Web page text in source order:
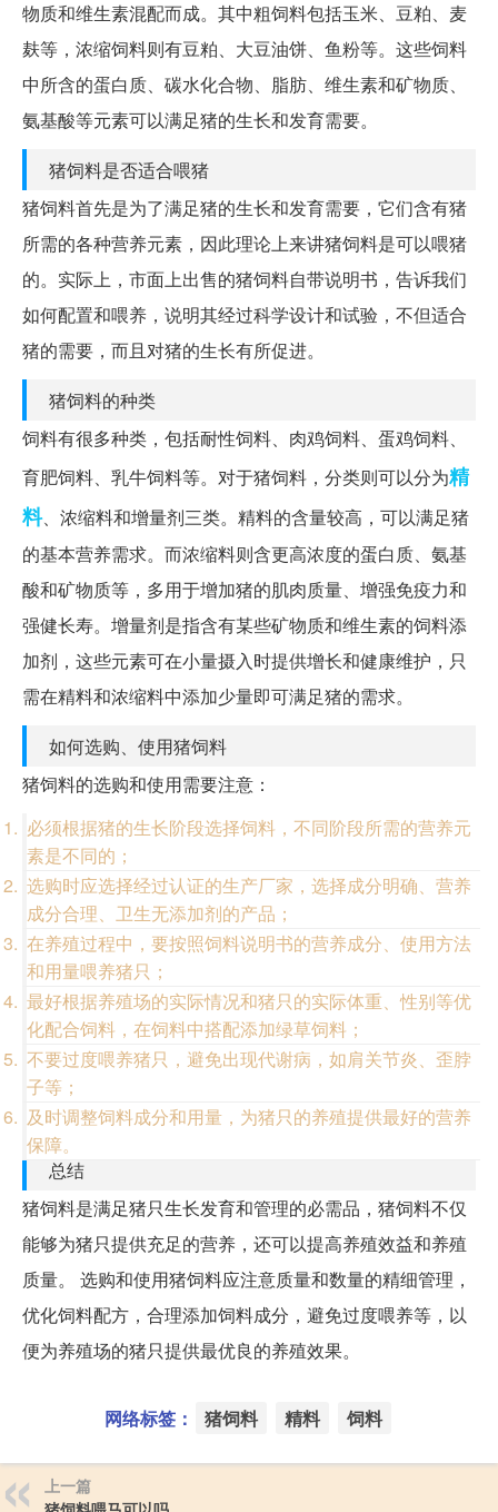
物质和维生素混配而成。其中粗饲料包括玉米、豆粕、麦
麸等，浓缩饲料则有豆粕、大豆油饼、鱼粉等。这些饲料
中所含的蛋白质、碳水化合物、脂肪、维生素和矿物质、
氨基酸等元素可以满足猪的生长和发育需要。
猪饲料是否适合喂猪
猪饲料首先是为了满足猪的生长和发育需要，它们含有猪
所需的各种营养元素，因此理论上来讲猪饲料是可以喂猪
的。实际上，市面上出售的猪饲料自带说明书，告诉我们
如何配置和喂养，说明其经过科学设计和试验，不但适合
猪的需要，而且对猪的生长有所促进。
猪饲料的种类
饲料有很多种类，包括耐性饲料、肉鸡饲料、蛋鸡饲料、
育肥饲料、乳牛饲料等。对于猪饲料，分类则可以分为精
料、浓缩料和增量剂三类。精料的含量较高，可以满足猪
的基本营养需求。而浓缩料则含更高浓度的蛋白质、氨基
酸和矿物质等，多用于增加猪的肌肉质量、增强免疫力和
强健长寿。增量剂是指含有某些矿物质和维生素的饲料添
加剂，这些元素可在小量摄入时提供增长和健康维护，只
需在精料和浓缩料中添加少量即可满足猪的需求。
如何选购、使用猪饲料
猪饲料的选购和使用需要注意：
必须根据猪的生长阶段选择饲料，不同阶段所需的营养元
素是不同的；
选购时应选择经过认证的生产厂家，选择成分明确、营养
成分合理、卫生无添加剂的产品；
在养殖过程中，要按照饲料说明书的营养成分、使用方法
和用量喂养猪只；
最好根据养殖场的实际情况和猪只的实际体重、性别等优
化配合饲料，在饲料中搭配添加绿草饲料；
不要过度喂养猪只，避免出现代谢病，如肩关节炎、歪脖
子等；
及时调整饲料成分和用量，为猪只的养殖提供最好的营养
保障。
总结
猪饲料是满足猪只生长发育和管理的必需品，猪饲料不仅
能够为猪只提供充足的营养，还可以提高养殖效益和养殖
质量。 选购和使用猪饲料应注意质量和数量的精细管理，
优化饲料配方，合理添加饲料成分，避免过度喂养等，以
便为养殖场的猪只提供最优良的养殖效果。
网络标签： 猪饲料 精料 饲料
上一篇